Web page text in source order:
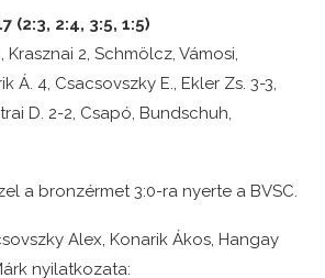
(2:3, 2:4, 3:5, 1:5)
Krasznai 2, Schmölcz, Vámosi,
Á. 4, Csacsovszky E., Ekler Zs. 3-3,
D. 2-2, Csapó, Bundschuh,
a bronzérmet 3:0-ra nyerte a BVSC.
Alex, Konarik Ákos, Hangay
nyilatkozata: